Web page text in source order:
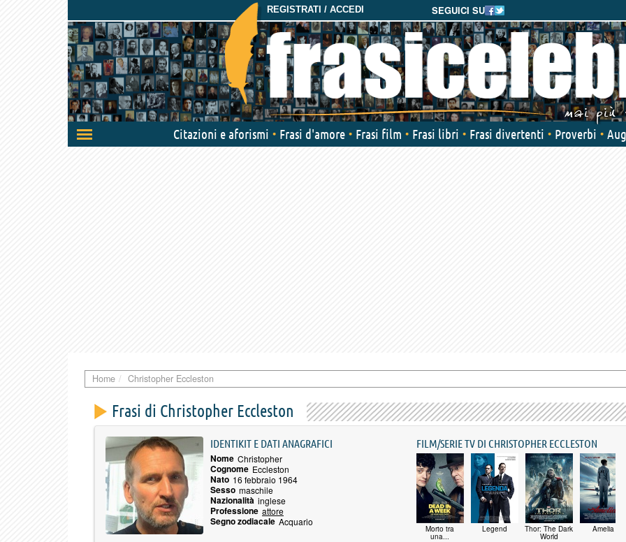
SEGUICI SU
REGISTRATI / ACCEDI
Attiva/disattiva
navigazione
Citazioni e aforismi Frasi d'amore Frasi film Frasi libri Frasi divertenti Proverbi
Home Christopher Eccleston
Frasi di Christopher Eccleston
IDENTIKIT E DATI ANAGRAFICI
Nome Christopher
Cognome Eccleston
Nato 16 febbraio 1964
Sesso maschile
Nazionalità inglese
Professione attore
Segno zodiacale Acquario
FILM/SERIE TV DI CHRISTOPHER ECCLESTON
Morto tra
una...
Legend Thor: The Dark
World
Amelia